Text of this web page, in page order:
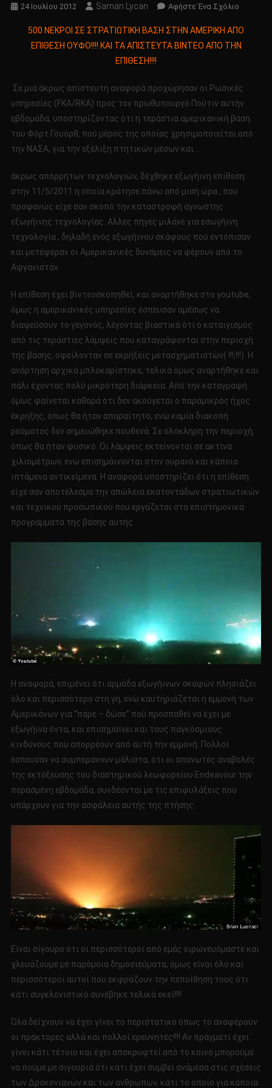
24 Ιουλίου 2012 Saman Lycan Αφήστε Ένα ΣχόλιοΓια
500
ΝΕΚΡΟΙ
ΒΑΣΗ
ΣΤΗΝ
ΑΜΕΡΙΚΗ
ΑΠΟ
ΚΑΙ
500 ΝΕΚΡΟΙ ΣΕ ΣΤΡΑΤΙΩΤΙΚΗ ΒΑΣΗ ΣΤΗΝ ΑΜΕΡΙΚΗ ΑΠΟ
ΕΠΙΘΕΣΗ ΟΥΦΟ!!!! ΚΑΙ ΤΑ ΑΠΙΣΤΕΥΤΑ ΒΙΝΤΕΟ ΑΠΟ ΤΗΝ
ΕΠΙΘΕΣΗ!!!!
Σε μια άκρως απίστευτη αναφορά προχώρησαν οι Ρωσικές
υπηρεσίες (FKA/RKA) προς τον πρωθυπουργό Πούτιν αυτήν
εβδομάδα, υποστηρίζοντας ότι η τεράστια αμερικανική βάση
του Φόρτ Γουόρθ, πού μέρος της οποίας χρησιμοποιείται από
την ΝΑΣΑ, για την εξέλιξη πτητικών μέσων και….
άκρως απόρρητων τεχνολογιών, δέχθηκε εξωγήινη επίθεση
στην 11/5/2011 η οποία κράτησε πάνω από μισή ώρα , που
προφανώς είχε σαν σκοπό την καταστροφή άγνωστης
εξωγήινης τεχνολογίας. Αλλες πηγές μιλάνε για εσωγήινη
τεχνολογία , δηλαδή ενός εξωγήινου σκάφους πού εντόπισαν
και μετέφεραν οι Αμερικανικές δυνάμεις να φέρουν από το
Αφγανιστάν.
Η επίθεση έχει βιντεοσκοπηθεί, και αναρτήθηκε στο youtube,
όμως η αμερικανικές υπηρεσίες έσπευσαν αμέσως να
διαψεύσουν το γεγονός, λέγοντας βιαστικά ότι ο καταιγισμός
από τις τεράστιες λάμψεις που καταγράφονται στην περιοχή
της βάσης, οφείλονταν σε εκρήξεις μετασχηματιστών( !!!;!!!) Η
ανάρτηση αρχικά μπλοκαρίστηκε, τελικά όμως αναρτήθηκε και
πάλι έχοντας πολύ μικρότερη διάρκεια. Από την καταγραφή
όμως φαίνεται καθαρά ότι δεν ακούγεται ο παραμικρός ήχος
έκρηξης, όπως θα ήταν απαραίτητο, ενώ καμία διακοπή
ρεύματος δεν σημειώθηκε πουθενά. Σε ολόκληρη την περιοχή,
όπως θα ήταν φυσικό. Οι λάμψεις εκτείνονται σε ακτίνα
χιλιομέτρων, ενώ επισημάινονται στον ουρανό και κάποια
ιπτάμενα αντικείμενα. Η αναφορά υποστηρίζει ότι η επίθεση
είχε σαν αποτέλεσμα την απώλεια εκατοντάδων στρατιωτικών
και τεχνικού προσωπικού που εργάζεται στα επιστημονικά
προγράμματα της βάσης αυτής.
Η αναφορά, επιμένει ότι αρμάδα εξωγήινων σκαφών πλησιάζει
όλο και περισσότερο στη γη, ενώ καυτηριάζεται η εμμονή των
Αμερικάνων για “πάρε – δώσε” πού προσπαθεί να έχει με
εξωγήινα όντα, και επισημαίνει και τους παγκόσμιους
κινδύνους που απορρέουν από αυτή την εμμονή. Πολλοί
έσπευσαν να συμπεράνουν μάλιστα, ότι οι απανωτές αναβολές
της εκτόξευσης του διαστημικού λεωφορείου Endeavour την
περασμένη εβδομάδα, συνδέονται με τις επιφυλάξεις που
υπάρχουν για την ασφάλεια αυτής της πτήσης.
Είναι σίγουρο ότι οι περισσότεροι από εμάς ειρωνευόμαστε και
χλευάζουμε με παρόμοια δημοσιεύματα, όμως είναι όλο και
περισσότεροι αυτοί που εκφράζουν την πεποίθηση τους ότι
κάτι συγκλονιστικό συνέβηκε τελικά εκεί!!!!
Όλα δείχνουν να έχει γίνει το περιστατικό όπως το αναφέρουν
οι πράκτορες αλλά και πολλοί ερευνητές!!!! Αν πράγματι έχει
γίνει κάτι τέτοιο και έχει αποκρυφτεί από το κοινό μπορούμε
να πούμε με σιγουριά ότι κάτι έχει συμβεί ανάμεσα στις σχέσεις
των Δρακονιανών και των ανθρώπων, κάτι το οποίο για κάποια